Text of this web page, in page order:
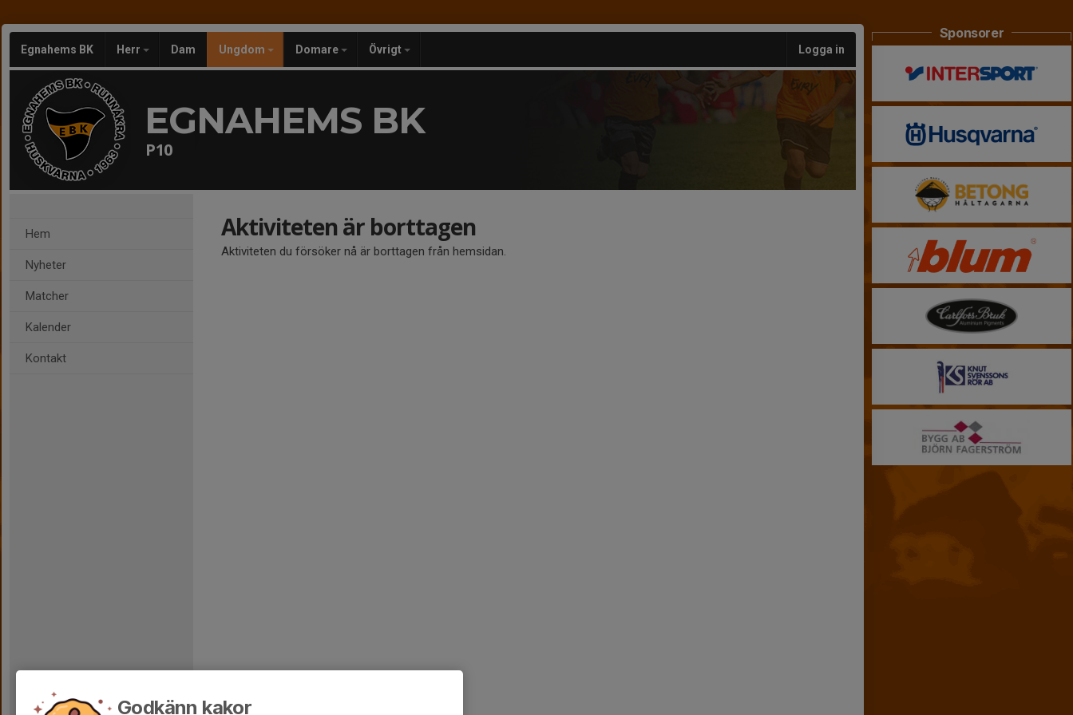
Egnahems BK Herr Dam Ungdom Domare Övrigt Logga in
EGNAHEMS BK
P10
Hem
Nyheter
Matcher
Kalender
Kontakt
Aktiviteten är borttagen
Aktiviteten du försöker nå är borttagen från hemsidan.
Sponsorer
Godkänn kakor